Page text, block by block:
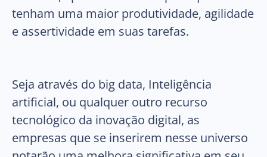
tenham uma maior produtividade, agilidade
e assertividade em suas tarefas.
Seja através do big data, Inteligência
artificial, ou qualquer outro recurso
tecnológico da inovação digital, as
empresas que se inserirem nesse universo